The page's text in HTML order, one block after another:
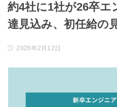
約4社に1社が26卒エ
達見込み、初任給の
2026年2月12日